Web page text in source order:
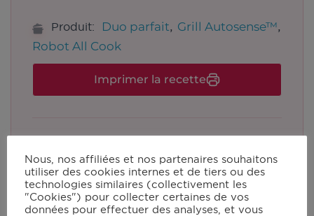
Produit: Duo parfait, Grill Autosense™,
Robot All Cook
Imprimer la recette
Nous, nos affiliées et nos partenaires souhaitons
utiliser des cookies internes et de tiers ou des
technologies similaires (collectivement les
"Cookies") pour collecter certaines de vos
données pour effectuer des analyses, et vous